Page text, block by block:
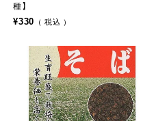
種】
¥330 税込